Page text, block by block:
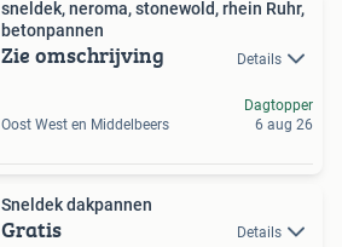
sneldek, neroma, stonewold, rhein Ruhr,
betonpannen
Zie omschrijving Details
Oost West en Middelbeers
Dagtopper
6 aug 26
Sneldek dakpannen
Gratis Details